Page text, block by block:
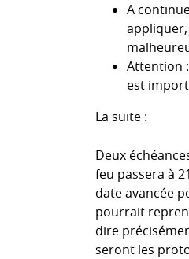
A
Attention
est
La suite :
Deux
feu passera à
date avancée
pourrait
dire
seront les